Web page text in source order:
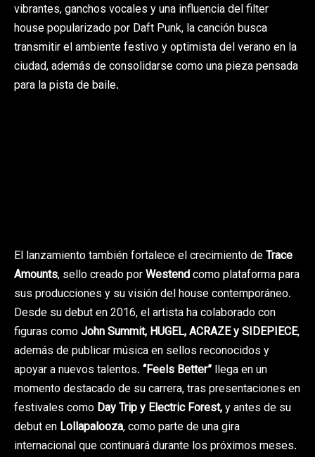
vibrantes, ganchos vocales y una influencia del filter
house popularizado por Daft Punk, la canción busca
transmitir el ambiente festivo y optimista del verano en la
ciudad, además de consolidarse como una pieza pensada
para la pista de baile.
El lanzamiento también fortalece el crecimiento deTrace
Amounts, sello creado porWestendcomo plataforma para
sus producciones y su visión del house contemporáneo.
Desde su debut en 2016, el artista ha colaborado con
figuras comoJohn Summit, HUGEL, ACRAZE y SIDEPIECE,
además de publicar música en sellos reconocidos y
apoyar a nuevos talentos. “Feels Better” llega en un
momento destacado de su carrera, tras presentaciones en
festivales como Day Trip y Electric Forest,y antes de su
debut en Lollapalooza, como parte de una gira
internacional que continuará durante los próximos meses.